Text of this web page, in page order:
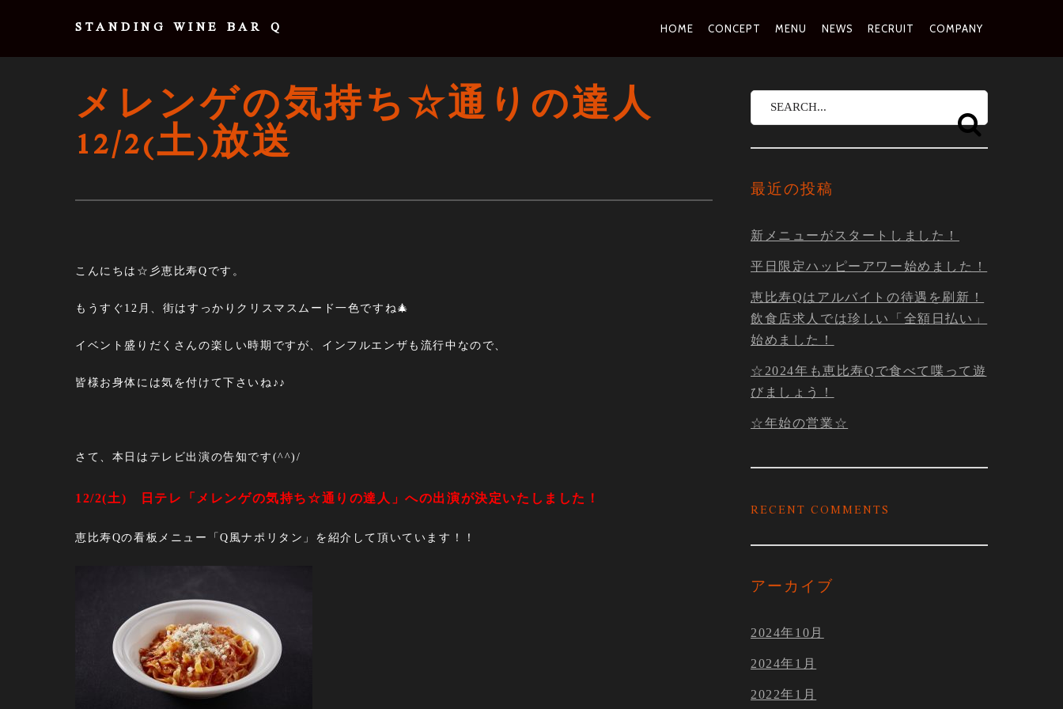
STANDING WINE BAR Q PRIMARY
NAVIGATION
HOME CONCEPT MENU NEWS RECRUIT COMPANY
メレンゲの気持ち☆通りの達人
12/2(土)放送
こんにちは☆彡恵比寿Qです。
もうすぐ12月、街はすっかりクリスマスムード一色ですね🎄
イベント盛りだくさんの楽しい時期ですが、インフルエンザも流行中なので、
皆様お身体には気を付けて下さいね♪♪
さて、本日はテレビ出演の告知です(^^)/
12/2(土) 日テレ「メレンゲの気持ち☆通りの達人」への出演が決定いたしました！
恵比寿Qの看板メニュー「Q風ナポリタン」を紹介して頂いています！！
最近の投稿
新メニューがスタートしました！
平日限定ハッピーアワー始めました！
恵比寿Qはアルバイトの待遇を刷新！
飲食店求人では珍しい「全額日払い」
始めました！
☆2024年も恵比寿Qで食べて喋って遊
びましょう！
☆年始の営業☆
RECENT COMMENTS
アーカイブ
2024年10月
2024年1月
2022年1月